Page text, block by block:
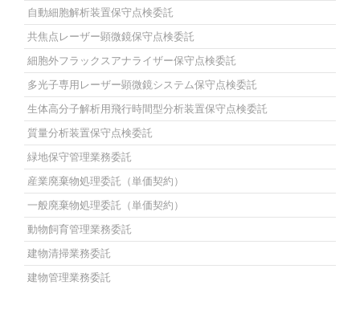
自動細胞解析装置保守点検委託
共焦点レーザー顕微鏡保守点検委託
細胞外フラックスアナライザー保守点検委託
多光子専用レーザー顕微鏡システム保守点検委託
生体高分子解析用飛行時間型分析装置保守点検委託
質量分析装置保守点検委託
緑地保守管理業務委託
産業廃棄物処理委託（単価契約）
一般廃棄物処理委託（単価契約）
動物飼育管理業務委託
建物清掃業務委託
建物管理業務委託